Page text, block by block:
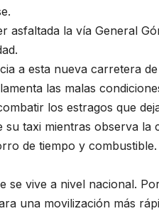
la vía General
a esta nueva carretera
las malas
los estragos que
taxi mientras observa
de tiempo y
se vive a nivel nacional.
una movilización más